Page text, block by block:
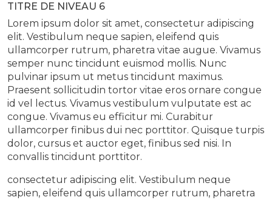
TITRE DE NIVEAU 6
Lorem ipsum dolor sit amet, consectetur adipiscing
elit. Vestibulum neque sapien, eleifend quis
ullamcorper rutrum, pharetra vitae augue. Vivamus
semper nunc tincidunt euismod mollis. Nunc
pulvinar ipsum ut metus tincidunt maximus.
Praesent sollicitudin tortor vitae eros ornare congue
id vel lectus. Vivamus vestibulum vulputate est ac
congue. Vivamus eu efficitur mi. Curabitur
ullamcorper finibus dui nec porttitor. Quisque turpis
dolor, cursus et auctor eget, finibus sed nisi. In
convallis tincidunt porttitor.
consectetur adipiscing elit. Vestibulum neque
sapien, eleifend quis ullamcorper rutrum, pharetra